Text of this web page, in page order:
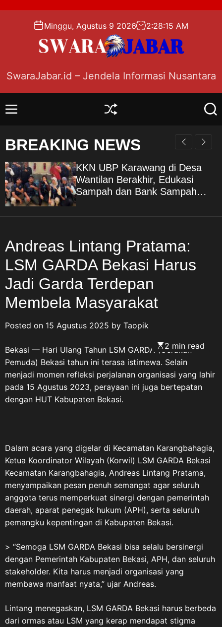
o
Minggu, Agustus 9 2026 2:28:16 AM
SwaraJabar.id – Jendela Informasi Nusantara
M
u
S
f
l
e
S
r
BREAKING NEWS
KKN UBP Karawang di Desa
Wantilan Berakhir, Edukasi
Sampah dan Bank Sampah
Jadi Warisan Pengabdian
Andreas Lintang Pratama:
LSM GARDA Bekasi Harus
Jadi Garda Terdepan
Membela Masyarakat
Posted on 15 Agustus 2025 by Taopik
2 min read
Bekasi — Hari Ulang Tahun LSM GARDA (Gerakan
Pemuda) Bekasi tahun ini terasa istimewa. Selain
menjadi momen refleksi perjalanan organisasi yang lahir
pada 15 Agustus 2023, perayaan ini juga bertepatan
dengan HUT Kabupaten Bekasi.
Dalam acara yang digelar di Kecamatan Karangbahagia,
Ketua Koordinator Wilayah (Korwil) LSM GARDA Bekasi
Kecamatan Karangbahagia, Andreas Lintang Pratama,
menyampaikan pesan penuh semangat agar seluruh
anggota terus memperkuat sinergi dengan pemerintah
daerah, aparat penegak hukum (APH), serta seluruh
pemangku kepentingan di Kabupaten Bekasi.
> “Semoga LSM GARDA Bekasi bisa selalu bersinergi
dengan Pemerintah Kabupaten Bekasi, APH, dan seluruh
stakeholder. Kita harus menjadi organisasi yang
membawa manfaat nyata,” ujar Andreas.
Lintang menegaskan, LSM GARDA Bekasi harus berbeda
dari ormas atau LSM yang kerap mendapat stigma